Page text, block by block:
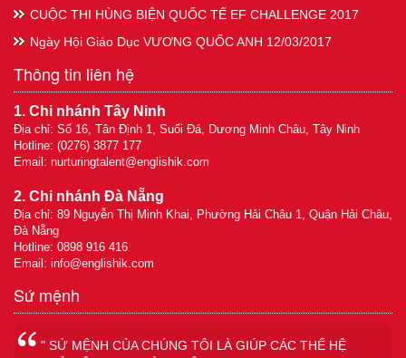
CUỘC THI HÙNG BIỆN QUỐC TẾ EF CHALLENGE 2017
Ngày Hội Giáo Dục VƯƠNG QUỐC ANH 12/03/2017
Thông tin liên hệ
1. Chi nhánh Tây Ninh
Địa chỉ: Số 16, Tân Định 1, Suối Đá, Dương Minh Châu, Tây Ninh
Hotline: (0276) 3877 177
Email: nurturingtalent@englishik.com
2. Chi nhánh Đà Nẵng
Địa chỉ: 89 Nguyễn Thị Minh Khai, Phường Hải Châu 1, Quận Hải Châu,
Đà Nẵng
Hotline: 0898 916 416
Email: info@englishik.com
Sứ mệnh
" SỨ MỆNH CỦA CHÚNG TÔI LÀ GIÚP CÁC THẾ HỆ